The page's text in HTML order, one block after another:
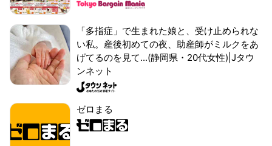
「多指症」で生まれた娘と、受け止められな
い私。産後初めての夜、助産師がミルクをあ
げてるのを見て...(静岡県・20代女性)|Jタウ
ンネット
ゼロまる